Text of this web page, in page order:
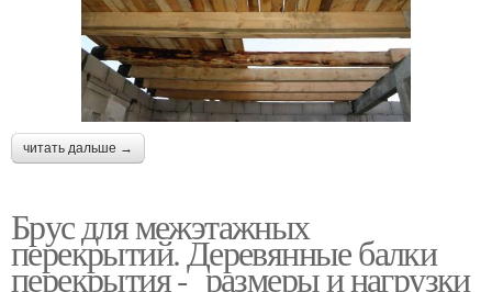
читать дальше →
Брус для межэтажных
перекрытий. Деревянные балки
перекрытия - размеры и нагрузки